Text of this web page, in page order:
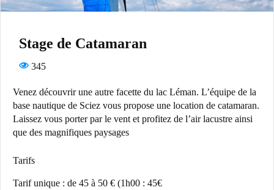
Stage de Catamaran
345
Venez découvrir une autre facette du lac Léman. L’équipe de la
base nautique de Sciez vous propose une location de catamaran.
Laissez vous porter par le vent et profitez de l’air lacustre ainsi
que des magnifiques paysages
Tarifs
Tarif unique : de 45 à 50 € (1h00 : 45€